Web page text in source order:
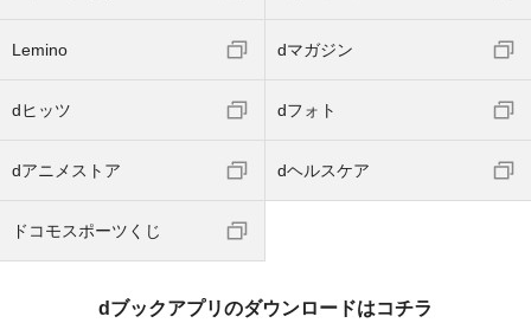
Lemino dマガジン
dヒッツ dフォト
dアニメストア dヘルスケア
ドコモスポーツくじ
dブックアプリのダウンロードはコチラ